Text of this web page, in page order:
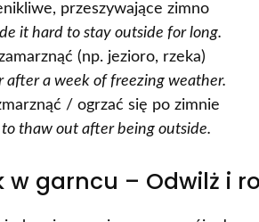
przeszywające zimno
it hard to stay outside for long.
(np. jezioro, rzeka)
after a week of freezing weather.
/ ogrzać się po zimnie
thaw out after being outside.
w garncu – Odwilż i